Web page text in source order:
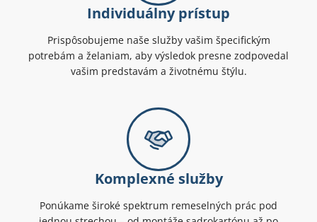
Individuálny prístup
Prispôsobujeme naše služby vašim špecifickým
potrebám a želaniam, aby výsledok presne zodpovedal
vašim predstavám a životnému štýlu.
Komplexné služby
Ponúkame široké spektrum remeselných prác pod